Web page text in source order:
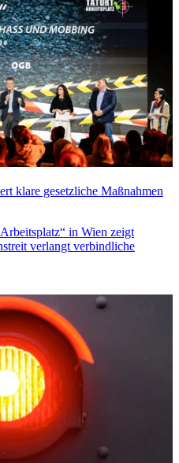
klare gesetzliche Maßnahmen
in Wien zeigt
verlangt verbindliche